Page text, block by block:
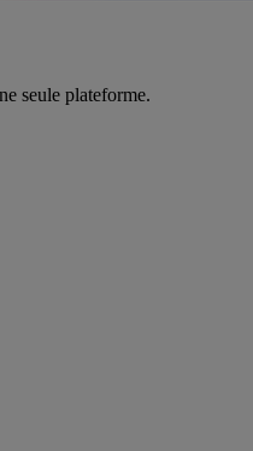
seule plateforme.